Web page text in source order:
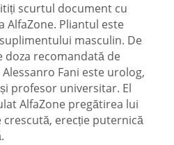
scurtul document cu
AlfaZone. Pliantul este
masculin. De
doza recomandată de
Fani este urolog,
profesor universitar. El
AlfaZone pregătirea lui
erecție puternică